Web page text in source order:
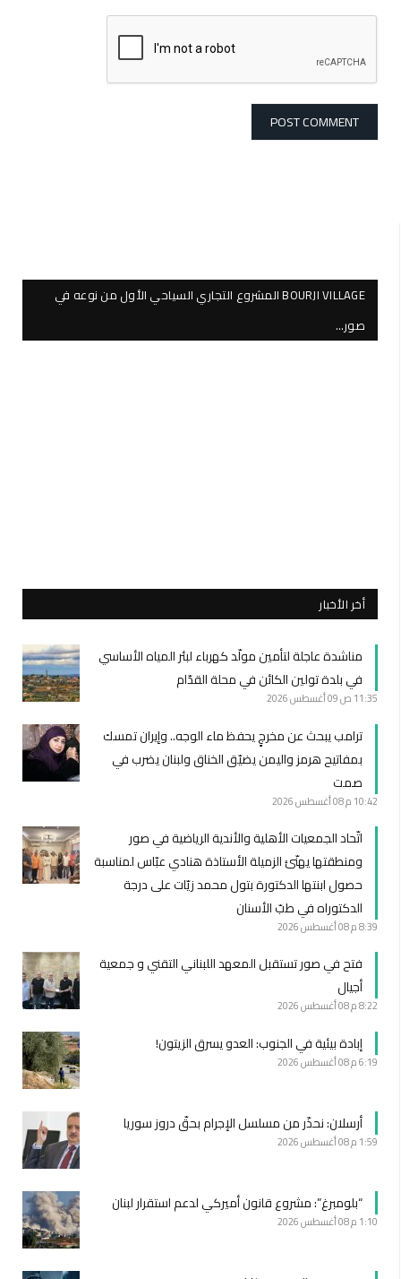
BOURJI VILLAGE المشروع التجاري السياحي الأول من نوعه في
صور…
أخر الأخبار
مناشدة عاجلة لتأمين مولّد كهرباء لبئر المياه الأساسي
في بلدة تولين الكائن في محلة القدّام
11:35 ص 09 أغسطس 2026
ترامب يبحث عن مخرجٍ يحفظ ماء الوجه.. وإيران تمسك
بمفاتيح هرمز واليمن يضيّق الخناق ولبنان يضرب في
صمت
10:42 م 08 أغسطس 2026
اتّحاد الجمعيات الأهلية والأندية الرياضية في صور
ومنطقتها يهنّئ الزميلة الأستاذة هنادي عبّاس لمناسبة
حصول ابنتها الدكتورة بتول محمد زيّات على درجة
الدكتوراه في طبّ الأسنان
8:39 م 08 أغسطس 2026
فتح في صور تستقبل المعهد اللبناني التقني و جمعية
أجيال
8:22 م 08 أغسطس 2026
إبادة بيئية في الجنوب: العدو يسرق الزيتون!
6:19 م 08 أغسطس 2026
أرسلان: نحذّر من مسلسل الإجرام بحقّ دروز سوريا
1:59 م 08 أغسطس 2026
“بلومبرغ”: مشروع قانون أميركي لدعم استقرار لبنان
1:10 م 08 أغسطس 2026